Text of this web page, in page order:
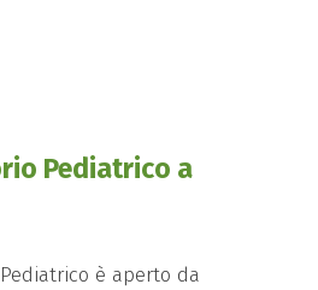
Pediatrico a
è aperto da